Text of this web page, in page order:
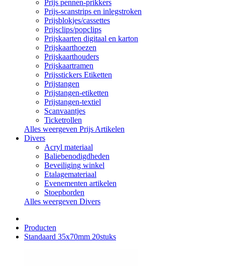
Prijs pennen-prikkers
Prijs-scanstrips en inlegstroken
Prijsblokjes/cassettes
Prijsclips/popclips
Prijskaarten digitaal en karton
Prijskaarthoezen
Prijskaarthouders
Prijskaartramen
Prijsstickers Etiketten
Prijstangen
Prijstangen-etiketten
Prijstangen-textiel
Scanvaantjes
Ticketrollen
Alles weergeven Prijs Artikelen
Divers
Acryl materiaal
Baliebenodigdheden
Beveiliging winkel
Etalagemateriaal
Evenementen artikelen
Stoepborden
Alles weergeven Divers
Producten
Standaard 35x70mm 20stuks